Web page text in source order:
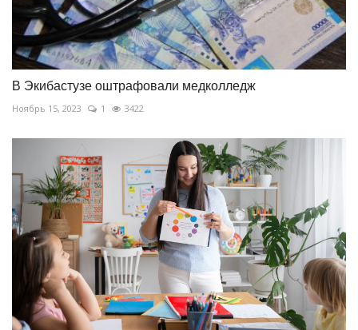
В Экибастузе оштрафовали медколледж
Ноябрь 15, 2023 1 3422